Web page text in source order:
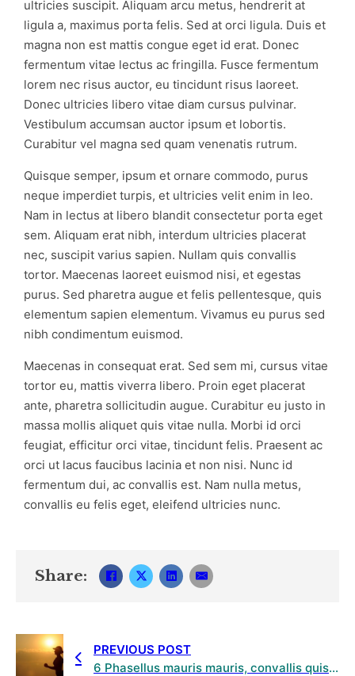
ultricies suscipit. Aliquam arcu metus, hendrerit at
ligula a, maximus porta felis. Sed at orci ligula. Duis et
magna non est mattis congue eget id erat. Donec
fermentum vitae lectus ac fringilla. Fusce fermentum
lorem nec risus auctor, eu tincidunt risus laoreet.
Donec ultricies libero vitae diam cursus pulvinar.
Vestibulum accumsan auctor ipsum et lobortis.
Curabitur vel magna sed quam venenatis rutrum.
Quisque semper, ipsum et ornare commodo, purus
neque imperdiet turpis, et ultricies velit enim in leo.
Nam in lectus at libero blandit consectetur porta eget
sem. Aliquam erat nibh, interdum ultricies placerat
nec, suscipit varius sapien. Nullam quis convallis
tortor. Maecenas laoreet euismod nisi, et egestas
purus. Sed pharetra augue et felis pellentesque, quis
elementum sapien elementum. Vivamus eu purus sed
nibh condimentum euismod.
Maecenas in consequat erat. Sed sem mi, cursus vitae
tortor eu, mattis viverra libero. Proin eget placerat
ante, pharetra sollicitudin augue. Curabitur eu justo in
massa mollis aliquet quis vitae nulla. Morbi id orci
feugiat, efficitur orci vitae, tincidunt felis. Praesent ac
orci ut lacus faucibus lacinia et non nisi. Nunc id
fermentum dui, ac convallis est. Nam nulla metus,
convallis eu felis eget, eleifend ultricies nunc.
Share:
PREVIOUS POST
6 Phasellus mauris mauris, convallis quis justo vitae